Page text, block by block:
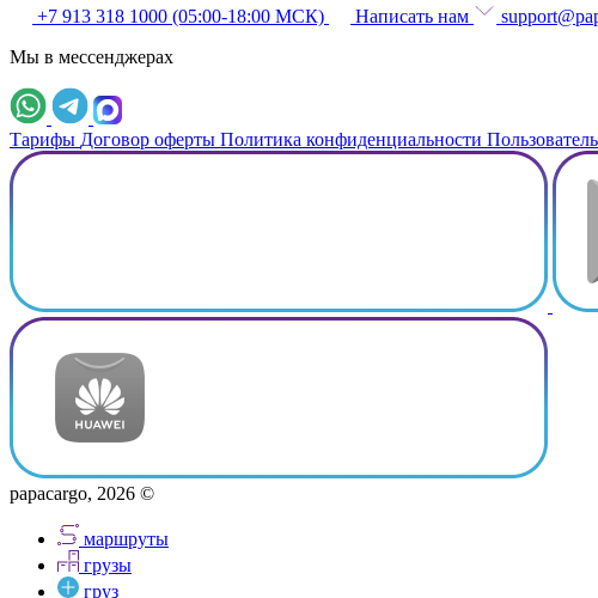
+7 913 318 1000 (05:00-18:00 МСК)
Написать нам
Мы в мессенджерах
Тарифы Договор оферты Политика конфиденциальности
papacargo, 2026 ©
маршруты
грузы
груз